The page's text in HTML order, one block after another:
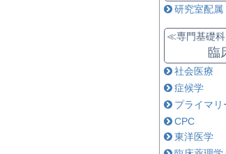
研究室配属
≪専門基礎
臨
社会医療
症候学
プライマ
CPC
東洋医学